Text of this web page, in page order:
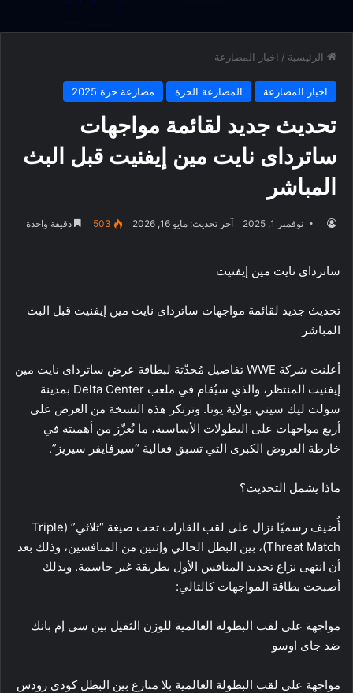
الرئيسية / اخبار المصارعة
اخبار المصارعة المصارعة الحرة مصارعة حرة 2025
تحديث جديد لقائمة مواجهات
ساترداى نايت مين إيفنيت قبل البث
المباشر
نوفمبر 1, 2025 آخر تحديث: مايو 16, 2026 503 دقيقة واحدة
ساترداى نايت مين إيفنيت
تحديث جديد لقائمة مواجهات ساترداى نايت مين إيفنيت قبل البث
المباشر
أعلنت شركة WWE تفاصيل مُحدّثة لبطاقة عرض ساترداى نايت مين
إيفنيت المنتظر، والذي سيُقام في ملعب Delta Center بمدينة
سولت ليك سيتي بولاية يوتا. وترتكز هذه النسخة من العرض على
أربع مواجهات على البطولات الأساسية، ما يُعزّز من أهميته في
خارطة العروض الكبرى التي تسبق فعالية “سيرفايفر سيريز”.
ماذا يشمل التحديث؟
أُضيف رسميًا نزال على لقب القارات تحت صيغة “ثلاثي” (Triple
Threat Match)، بين البطل الحالي وإثنين من المنافسين، وذلك بعد
أن انتهى نزاع تحديد المنافس الأول بطريقة غير حاسمة. وبذلك
أصبحت بطاقة المواجهات كالتالي:
مواجهة على لقب البطولة العالمية للوزن الثقيل بين سى إم بانك
ضد جاى اوسو
مواجهة على لقب البطولة العالمية بلا منازع بين البطل كودى رودس